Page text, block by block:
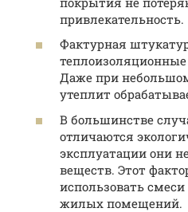
привлекательность.
Фактурная
теплоизоляционные
Даже при
утеплит
В большинстве
отличаются
эксплуатации они
веществ. Этот
использовать
жилых помещений.